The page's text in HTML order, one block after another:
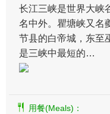
长江三峡是世界大峡
名中外。瞿塘峡又名
节县的白帝城，东至
是三峡中最短的…
用餐(Meals)：